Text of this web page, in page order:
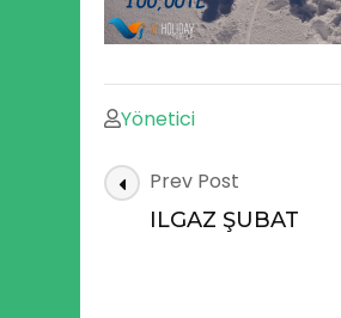
Yönetici
Post
Navigation
Prev Post
ILGAZ ŞUBAT